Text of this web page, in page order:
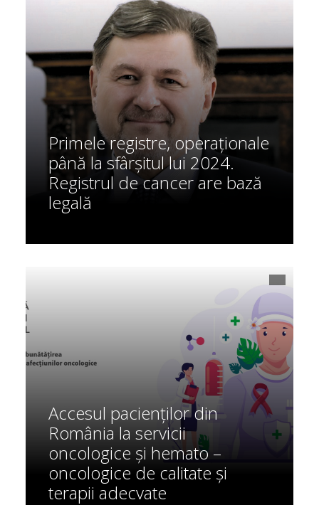
Primele registre, operaționale
până la sfârșitul lui 2024.
Registrul de cancer are bază
legală
Accesul pacienților din
România la servicii
oncologice și hemato –
oncologice de calitate și
terapii adecvate